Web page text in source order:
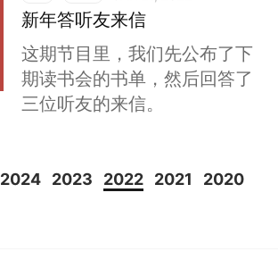
新年答听友来信
这期节目里，我们先公布了下
期读书会的书单，然后回答了
三位听友的来信。
2024 2023 2022 2021
2020